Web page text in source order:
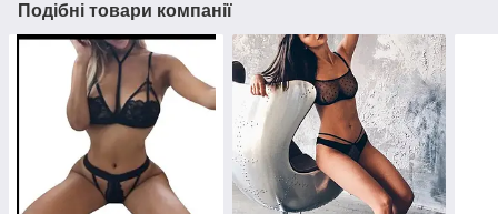
Подібні товари компанії